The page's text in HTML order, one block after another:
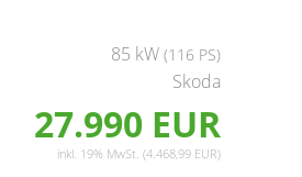
85 kW (116 PS)
Skoda
27.990 EUR
inkl. 19% MwSt. (4.468,99 EUR)